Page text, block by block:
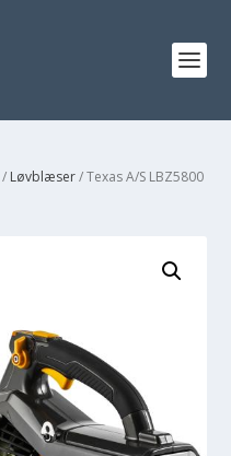
/ Løvblæser/ Texas A/S LBZ5800